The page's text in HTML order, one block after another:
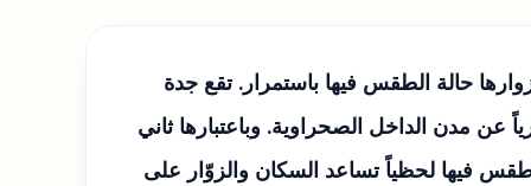
حالة الطقس فيها باستمرار. تقع جدة
عن مدن الداخل الصحراوية. وباعتبارها ثاني
فيها لحظياً تساعد السكان والزوّار على